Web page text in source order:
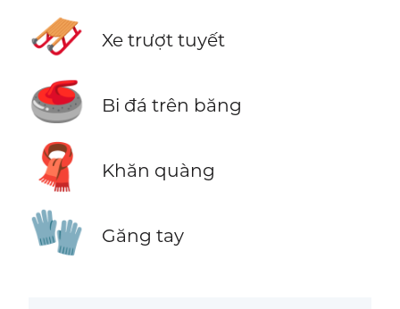
🛷 Xe trượt tuyết
🥌 Bi đá trên băng
🧣 Khăn quàng
🧤 Găng tay